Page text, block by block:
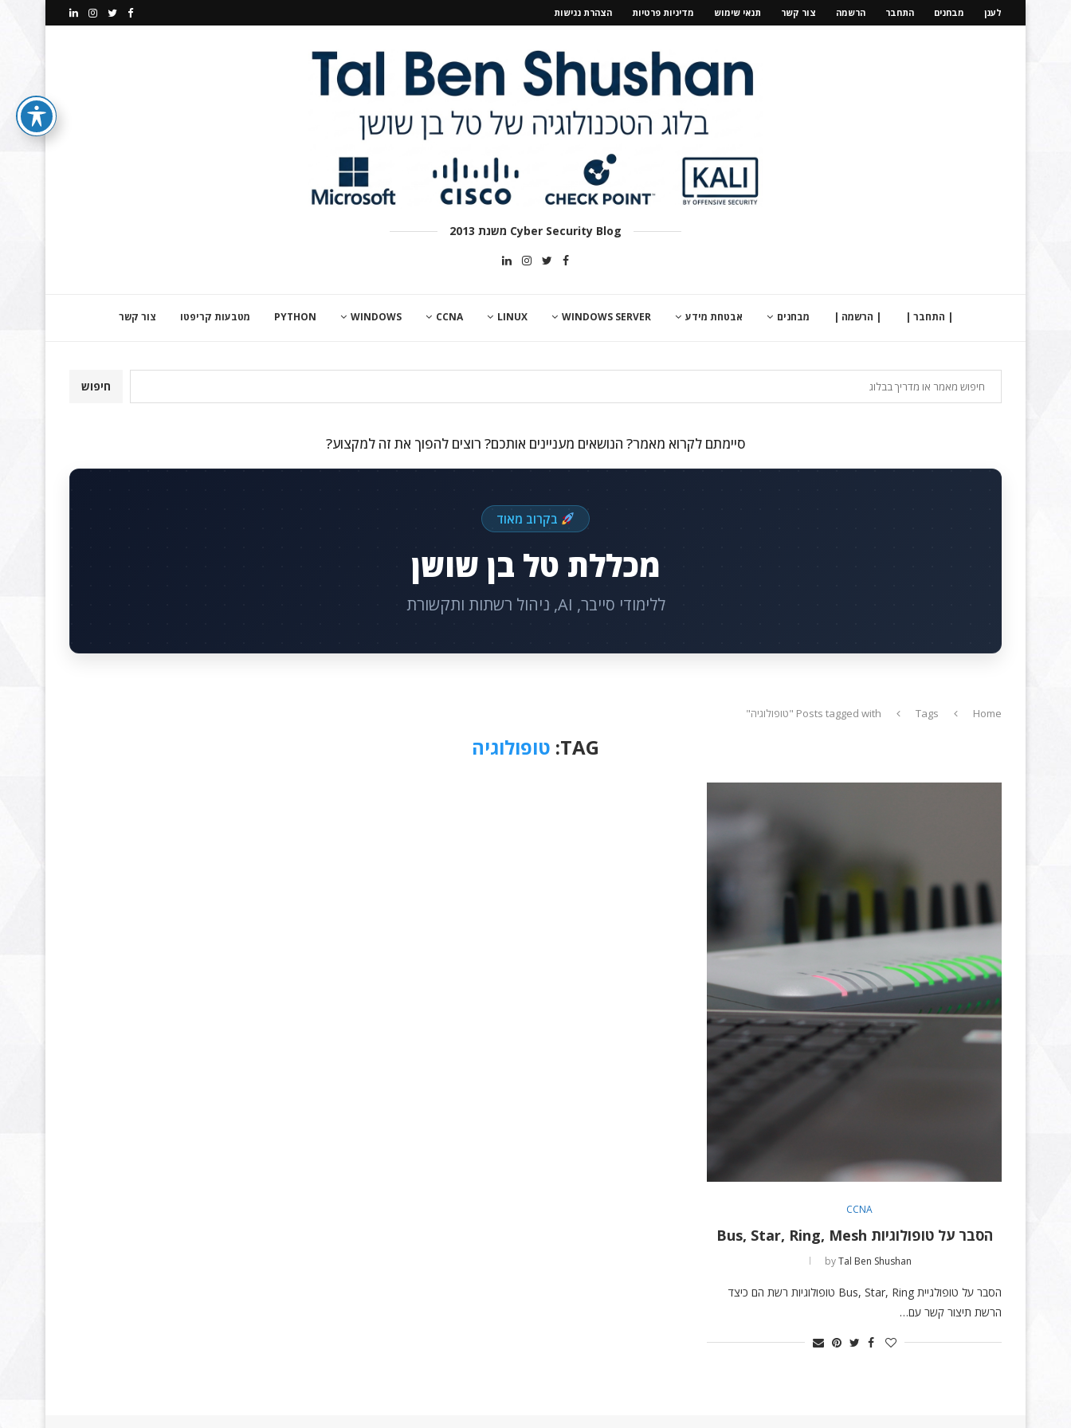
לענן מבחנים התחבר הרשמה צור קשר תנאי שימוש מדיניות פרטיות הצהרת נגישות
Cyber Security Blog משנת 2013
| התחבר | | הרשמה | מבחנים אבטחת מידע WINDOWS SERVER
LINUX
CCNA
WINDOWS
PYTHON מטבעות קריפטו צור קשר
חיפוש
סיימתם לקרוא מאמר? הנושאים מעניינים אותכם? רוצים להפוך את זה למקצוע?
בקרוב מאוד
מכללת טל בן שושן
ללימודי סייבר, AI, ניהול רשתות ותקשורת
Home
Tags Posts tagged with "טופולוגיה"
TAG: טופולוגיה
CCNA
הסבר על טופולוגיות Bus, Star, Ring, Mesh
byTal Ben Shushan
הסבר על טופולגיית Bus, Star, Ring טופולוגיות רשת הם כיצד
הרשת תיצור קשר עם…